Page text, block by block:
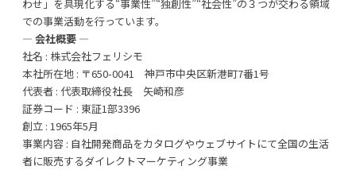
わせ」を具現化する“事業性”“独創性”“社会性”の３つが交わる領域
での事業活動を行っています。
― 会社概要 ―
社名 : 株式会社フェリシモ
本社所在地 : 〒650-0041 神戸市中央区新港町7番1号
代表者 : 代表取締役社長 矢崎和彦
証券コード : 東証1部3396
創立 : 1965年5月
事業内容 : 自社開発商品をカタログやウェブサイトにて全国の生活
者に販売するダイレクトマーケティング事業